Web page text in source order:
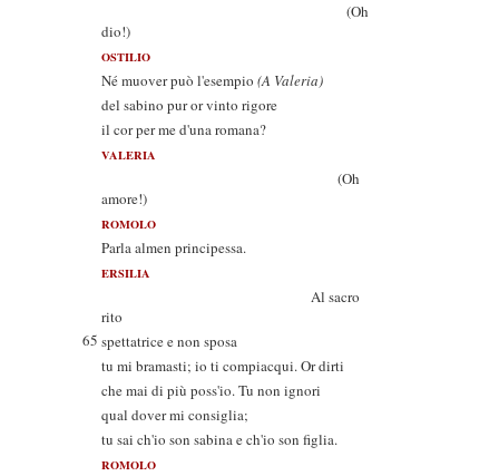
(Oh
dio!)
OSTILIO
Né muover può l'esempio (A Valeria)
del sabino pur or vinto rigore
il cor per me d'una romana?
VALERIA
(Oh
amore!)
ROMOLO
Parla almen principessa.
ERSILIA
Al sacro
rito
65 spettatrice e non sposa
tu mi bramasti; io ti compiacqui. Or dirti
che mai di più poss'io. Tu non ignori
qual dover mi consiglia;
tu sai ch'io son sabina e ch'io son figlia.
ROMOLO